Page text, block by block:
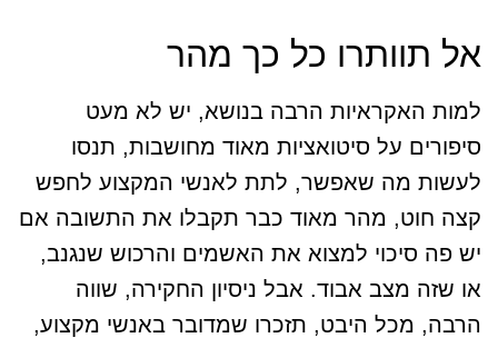
אל תוותרו כל כך מהר
למות האקראיות הרבה בנושא, יש לא מעט
סיפורים על סיטואציות מאוד מחושבות, תנסו
לעשות מה שאפשר, לתת לאנשי המקצוע לחפש
קצה חוט, מהר מאוד כבר תקבלו את התשובה אם
יש פה סיכוי למצוא את האשמים והרכוש שנגנב,
או שזה מצב אבוד. אבל ניסיון החקירה, שווה
הרבה, מכל היבט, תזכרו שמדובר באנשי מקצוע,